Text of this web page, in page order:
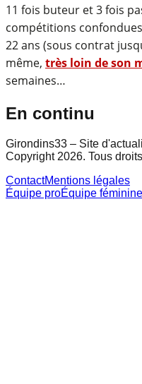
11 fois buteur et 3 fois
compétitions
22 ans (sous contrat
même, très loin de son
semaines…
En continu
Girondins33 – Site
Copyright 2026. Tous
ContactMentions légales
Équipe proÉquipe féminine